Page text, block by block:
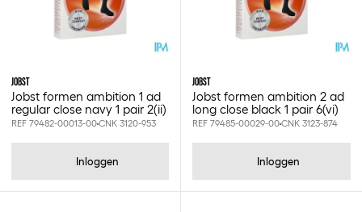
JOBST
Jobst formen ambition 1 ad
regular close navy 1 pair 2(ii)
REF 79482-00013-00CNK 3120-953
Inloggen
JOBST
Jobst formen ambition 2 ad
long close black 1 pair 6(vi)
REF 79485-00029-00CNK 3123-874
Inloggen